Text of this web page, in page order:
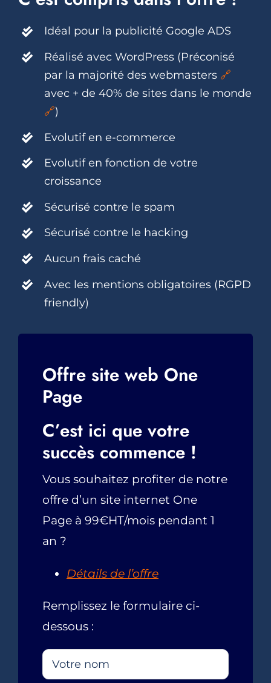
Idéal pour la publicité Google ADS
Réalisé avec WordPress (Préconisé
par la majorité des webmasters 🔗
avec + de 40% de sites dans le monde
🔗)
Evolutif en e-commerce
Evolutif en fonction de votre
croissance
Sécurisé contre le spam
Sécurisé contre le hacking
Aucun frais caché
Avec les mentions obligatoires (RGPD
friendly)
Offre site web One
Page
C’est ici que votre
succès commence !
Vous souhaitez profiter de notre
offre d’un site internet One
Page à 99€HT/mois pendant 1
an ?
Détails de l’offre
Remplissez le formulaire ci-
dessous :